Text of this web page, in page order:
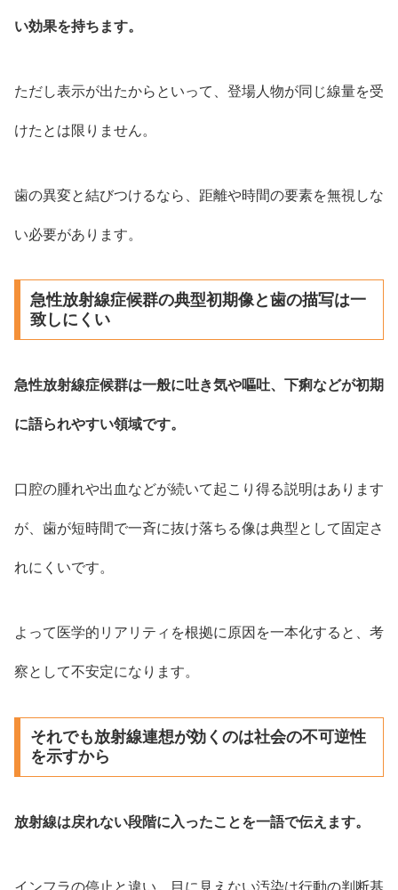
い効果を持ちます。
ただし表示が出たからといって、登場人物が同じ線量を受
けたとは限りません。
歯の異変と結びつけるなら、距離や時間の要素を無視しな
い必要があります。
急性放射線症候群の典型初期像と歯の描写は一
致しにくい
急性放射線症候群は一般に吐き気や嘔吐、下痢などが初期
に語られやすい領域です。
口腔の腫れや出血などが続いて起こり得る説明はあります
が、歯が短時間で一斉に抜け落ちる像は典型として固定さ
れにくいです。
よって医学的リアリティを根拠に原因を一本化すると、考
察として不安定になります。
それでも放射線連想が効くのは社会の不可逆性
を示すから
放射線は戻れない段階に入ったことを一語で伝えます。